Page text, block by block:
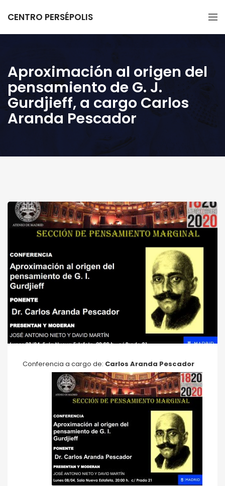
CENTRO PERSÉPOLIS
Aproximación al origen del
pensamiento de G. J.
Gurdjieff, a cargo Carlos
Aranda Pescador
Conferencia a cargo de: Carlos Aranda Pescador